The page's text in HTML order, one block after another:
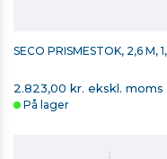
SECO PRISMESTOK, 2,6 M,
2.823,00 kr. ekskl. moms
På lager